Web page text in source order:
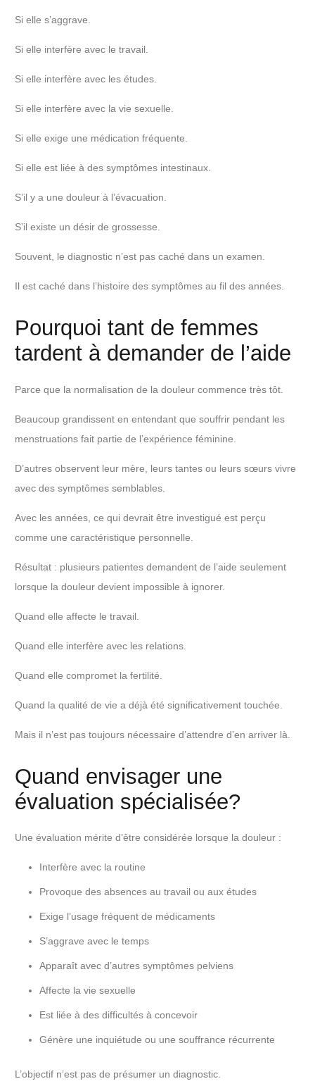
Si elle s’aggrave.
Si elle interfère avec le travail.
Si elle interfère avec les études.
Si elle interfère avec la vie sexuelle.
Si elle exige une médication fréquente.
Si elle est liée à des symptômes intestinaux.
S’il y a une douleur à l’évacuation.
S’il existe un désir de grossesse.
Souvent, le diagnostic n’est pas caché dans un examen.
Il est caché dans l’histoire des symptômes au fil des années.
Pourquoi tant de femmes
tardent à demander de l’aide
Parce que la normalisation de la douleur commence très tôt.
Beaucoup grandissent en entendant que souffrir pendant les
menstruations fait partie de l’expérience féminine.
D’autres observent leur mère, leurs tantes ou leurs sœurs vivre
avec des symptômes semblables.
Avec les années, ce qui devrait être investigué est perçu
comme une caractéristique personnelle.
Résultat : plusieurs patientes demandent de l’aide seulement
lorsque la douleur devient impossible à ignorer.
Quand elle affecte le travail.
Quand elle interfère avec les relations.
Quand elle compromet la fertilité.
Quand la qualité de vie a déjà été significativement touchée.
Mais il n’est pas toujours nécessaire d’attendre d’en arriver là.
Quand envisager une
évaluation spécialisée?
Une évaluation mérite d’être considérée lorsque la douleur :
Interfère avec la routine
Provoque des absences au travail ou aux études
Exige l’usage fréquent de médicaments
S’aggrave avec le temps
Apparaît avec d’autres symptômes pelviens
Affecte la vie sexuelle
Est liée à des difficultés à concevoir
Génère une inquiétude ou une souffrance récurrente
L’objectif n’est pas de présumer un diagnostic.